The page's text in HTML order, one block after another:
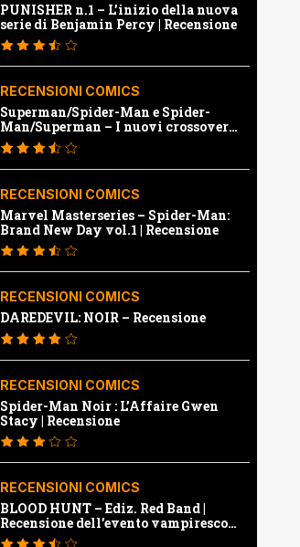
PUNISHER n.1 – L’inizio della nuova
serie di Benjamin Percy | Recensione
RECENSIONI COMICS
Superman/Spider-Man e Spider-
Man/Superman – I nuovi crossover
Marvel e Dc | Recensione
RECENSIONI COMICS
Marvel Masterseries – Spider-Man:
Brand New Day vol.1 | Recensione
RECENSIONI COMICS
DAREDEVIL: NOIR – Recensione
RECENSIONI COMICS
Spider-Man Noir : L’Affaire Gwen
Stacy | Recensione
RECENSIONI COMICS
BLOOD HUNT – Ediz. Red Band |
Recensione dell’evento vampiresco
della Marvel